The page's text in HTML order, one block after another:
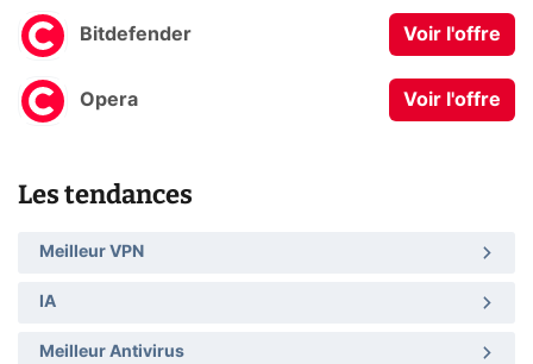
Bitdefender Voir l'offre
Opera Voir l'offre
Les tendances
Meilleur VPN
IA
Meilleur Antivirus